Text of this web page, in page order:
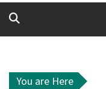
You are Here